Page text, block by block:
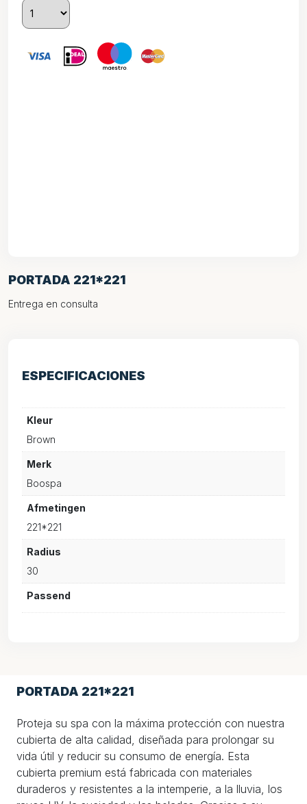
PORTADA 221*221
Entrega en consulta
ESPECIFICACIONES
Kleur
Brown
Merk
Boospa
Afmetingen
221*221
Radius
30
Passend
PORTADA 221*221
Proteja su spa con la máxima protección con nuestra
cubierta de alta calidad, diseñada para prolongar su
vida útil y reducir su consumo de energía. Esta
cubierta premium está fabricada con materiales
duraderos y resistentes a la intemperie, a la lluvia, los